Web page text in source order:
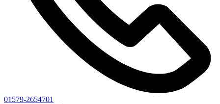
01579-2654701